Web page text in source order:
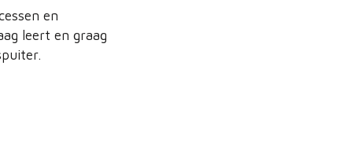
en
leert en graag